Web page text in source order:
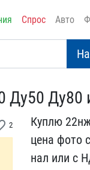
Спрос Авто
Ду50 ​Ду80
2
Куплю
цена​ фото
нал или ​с